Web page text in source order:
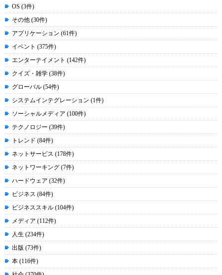
OS (3件)
その他 (30件)
アプリケーション (61件)
イベント (375件)
エンターテイメント (142件)
クイズ・雑学 (38件)
グローバル (54件)
システムインテグレーション (1件)
ソーシャルメディア (100件)
テクノロジー (39件)
トレンド (84件)
ネットサービス (178件)
ネットワーキング (7件)
ハードウェア (32件)
ビジネス (84件)
ビジネススキル (104件)
メディア (112件)
人生 (234件)
出版 (73件)
本 (116件)